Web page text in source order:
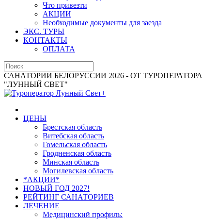
Что привезти
АКЦИИ
Необходимые документы для заезда
ЭКС. ТУРЫ
КОНТАКТЫ
ОПЛАТА
САНАТОРИИ БЕЛОРУССИИ 2026 - ОТ ТУРОПЕРАТОРА
"ЛУННЫЙ СВЕТ"
ЦЕНЫ
Брестская область
Витебская область
Гомельская область
Гродненская область
Минская область
Могилевская область
*АКЦИИ*
НОВЫЙ ГОД 2027!
РЕЙТИНГ САНАТОРИЕВ
ЛЕЧЕНИЕ
Медицинский профиль: